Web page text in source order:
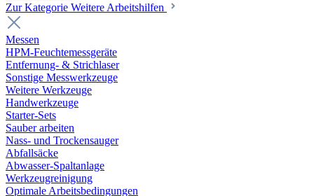
Zur Kategorie Weitere Arbeitshilfen
Messen
HPM-Feuchtemessgeräte
Entfernung- & Strichlaser
Sonstige Messwerkzeuge
Weitere Werkzeuge
Handwerkzeuge
Starter-Sets
Sauber arbeiten
Nass- und Trockensauger
Abfallsäcke
Abwasser-Spaltanlage
Werkzeugreinigung
Optimale Arbeitsbedingungen